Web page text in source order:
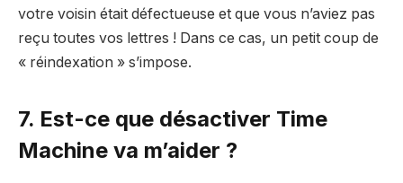
votre voisin était défectueuse et que vous n’aviez pas
reçu toutes vos lettres ! Dans ce cas, un petit coup de
« réindexation » s’impose.
7. Est-ce que désactiver Time
Machine va m’aider ?